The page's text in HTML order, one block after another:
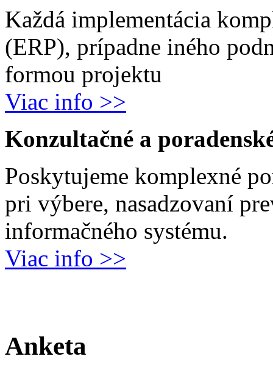
Každá implementácia
(ERP), prípadne iného
formou projektu
Viac info >>
Konzultačné a
Poskytujeme komplexné
pri výbere, nasadzovaní
informačného systému.
Viac info >>
Anketa